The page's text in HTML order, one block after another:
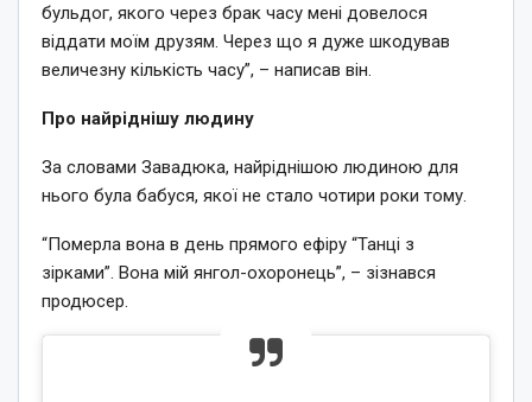
бульдог, якого через брак часу мені довелося
віддати моїм друзям. Через що я дуже шкодував
величезну кількість часу”, – написав він.
Про найріднішу людину
За словами Завадюка, найріднішою людиною для
нього була бабуся, якої не стало чотири роки тому.
“Померла вона в день прямого ефіру “Танці з
зірками”. Вона мій янгол-охоронець”, – зізнався
продюсер.